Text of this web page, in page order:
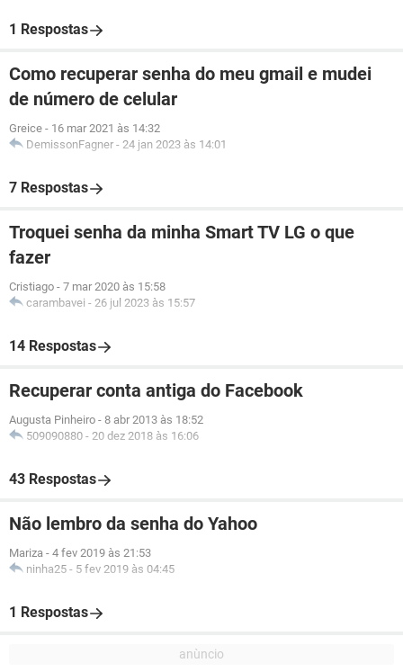
1 Respostas
Como recuperar senha do meu gmail e mudei
de número de celular
Greice - 16 mar 2021 às 14:32
DemissonFagner - 24 jan 2023 às 14:01
7 Respostas
Troquei senha da minha Smart TV LG o que
fazer
Cristiago - 7 mar 2020 às 15:58
carambavei - 26 jul 2023 às 15:57
14 Respostas
Recuperar conta antiga do Facebook
Augusta Pinheiro - 8 abr 2013 às 18:52
509090880 - 20 dez 2018 às 16:06
43 Respostas
Não lembro da senha do Yahoo
Mariza - 4 fev 2019 às 21:53
ninha25 - 5 fev 2019 às 04:45
1 Respostas